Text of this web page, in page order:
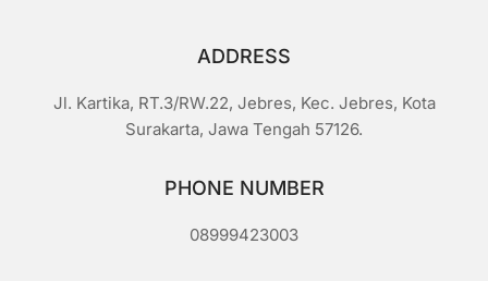
ADDRESS
Jl. Kartika, RT.3/RW.22, Jebres, Kec. Jebres, Kota
Surakarta, Jawa Tengah 57126.
PHONE NUMBER
08999423003